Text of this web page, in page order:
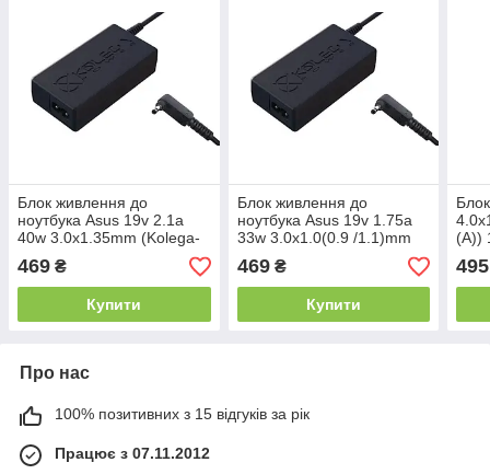
Блок живлення до
ноутбука Asus 19v 2.1a
40w 3.0x1.35mm (Kolega-
Power (A)) 12 міс.гар.
469 ₴
Купити
Блок живлення до
ноутбука Asus 19v 1.75a
33w 3.0x1.0(0.9 /1.1)mm
(Kolega-Power (A)) 12
міс.гар.
469₴
Купити
(A))
495
Про нас
100% позитивних з 15 відгуків за рік
Працює з 07.11.2012